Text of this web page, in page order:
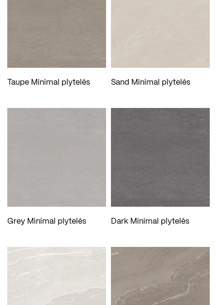
Taupe Minimal plytelės Sand Minimal plytelės
Grey Minimal plytelės Dark Minimal plytelės